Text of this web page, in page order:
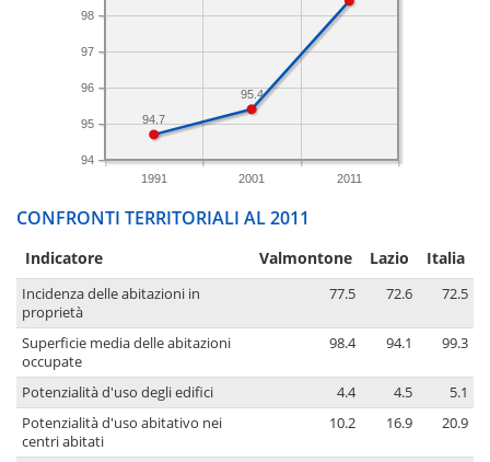
1991 2001 2011
94
95
96
97
98
95.4
94.7
CONFRONTI TERRITORIALI AL 2011
Indicatore Valmontone Lazio Italia
Incidenza delle abitazioni in
proprietà
77.5 72.6 72.5
Superficie media delle abitazioni
occupate
98.4 94.1 99.3
Potenzialità d'uso degli edifici 4.4 4.5
5.1
Potenzialità d'uso abitativo nei
centri abitati
10.2 16.9 20.9